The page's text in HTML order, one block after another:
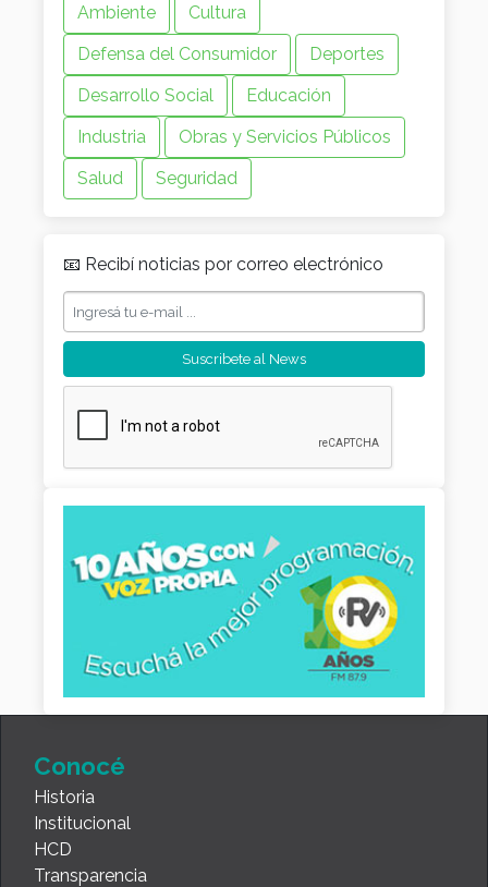
Ambiente
Cultura
Defensa del Consumidor
Deportes
Desarrollo Social
Educación
Industria
Obras y Servicios Públicos
Salud
Seguridad
📧 Recibí noticias por correo electrónico
Conocé
Historia
Institucional
HCD
Transparencia